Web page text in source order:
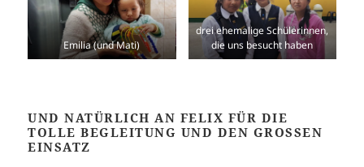
Emilia (und Mati)
drei ehemalige Schülerinnen,
die uns besucht haben
UND NATÜRLICH AN FELIX FÜR DIE
TOLLE BEGLEITUNG UND DEN GROSSEN
EINSATZ